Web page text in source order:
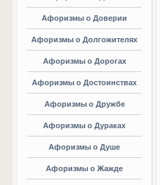
Афоризмы о Доверии
Афоризмы о Долгожителях
Афоризмы о Дорогах
Афоризмы о Достоинствах
Афоризмы о Дружбе
Афоризмы о Дураках
Афоризмы о Душе
Афоризмы о Жажде